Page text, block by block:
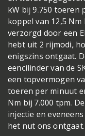
kW bij 9.750 toeren
koppel van 12,5
verzorgd door een
hebt uit 2 rijmodi,
enigszins ontgaat.
eencilinder van de
een topvermogen
toeren per minuut
Nm bij 7.000 tpm.
injectie en
het nut ons ontgaat.